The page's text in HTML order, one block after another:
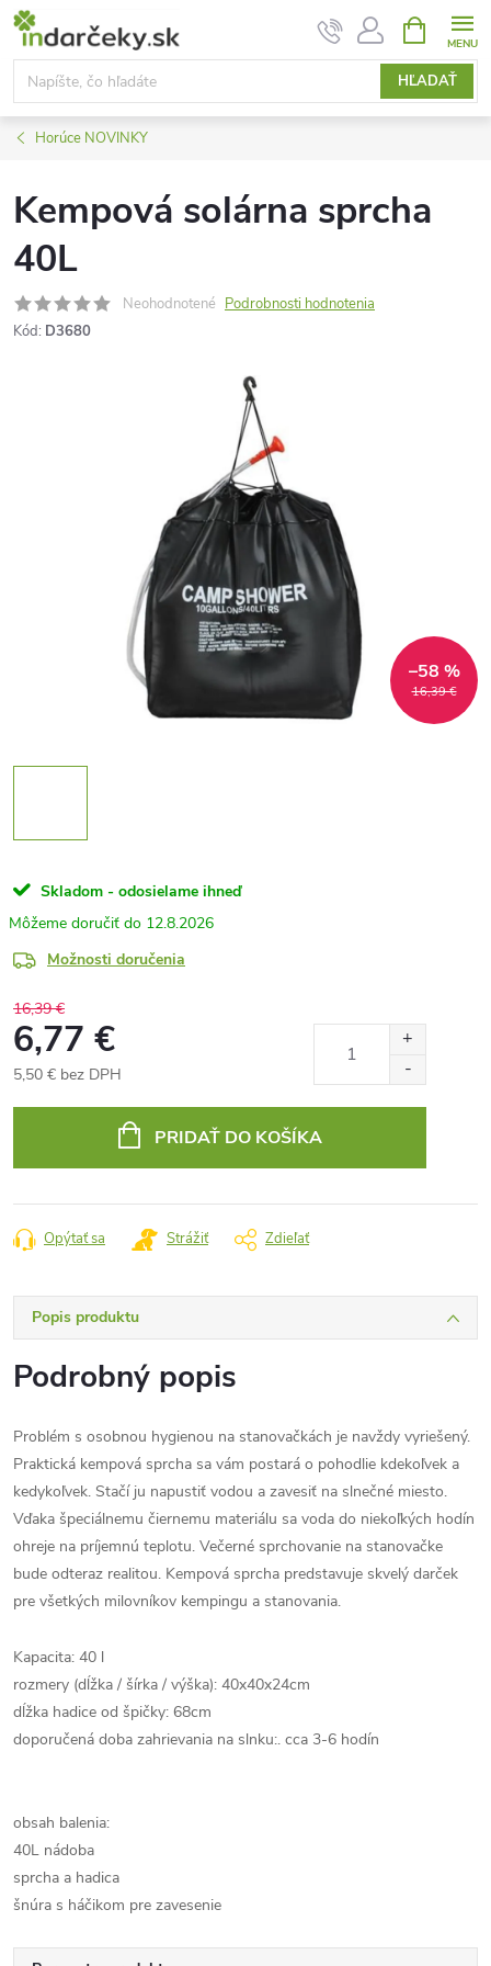
Prejsť
obsah
HĽADAŤ
KOŠÍK
Horúce NOVINKY
Kempová solárna sprcha
40L
Neohodnotené Podrobnosti hodnotenia
Kód: D3680
16,39 €
–58 %
Skladom - odosielame ihneď
12.8.2026
Možnosti doručenia
16,39 €
6,77 €
5,50 € bez DPH
PRIDAŤ DO KOŠÍKA
Opýtať sa Strážiť Zdieľať
Popis produktu
Podrobný popis
Problém s osobnou hygienou na stanovačkách je navždy vyriešený.
Praktická kempová sprcha sa vám postará o pohodlie kdekoľvek a
kedykoľvek. Stačí ju napustiť vodou a zavesiť na slnečné miesto.
Vďaka špeciálnemu čiernemu materiálu sa voda do niekoľkých hodín
ohreje na príjemnú teplotu. Večerné sprchovanie na stanovačke
bude odteraz realitou. Kempová sprcha predstavuje skvelý darček
pre všetkých milovníkov kempingu a stanovania.
Kapacita: 40 l
rozmery (dĺžka / šírka / výška): 40x40x24cm
dĺžka hadice od špičky: 68cm
doporučená doba zahrievania na slnku:. cca 3-6 hodín
obsah balenia:
40L nádoba
sprcha a hadica
šnúra s háčikom pre zavesenie